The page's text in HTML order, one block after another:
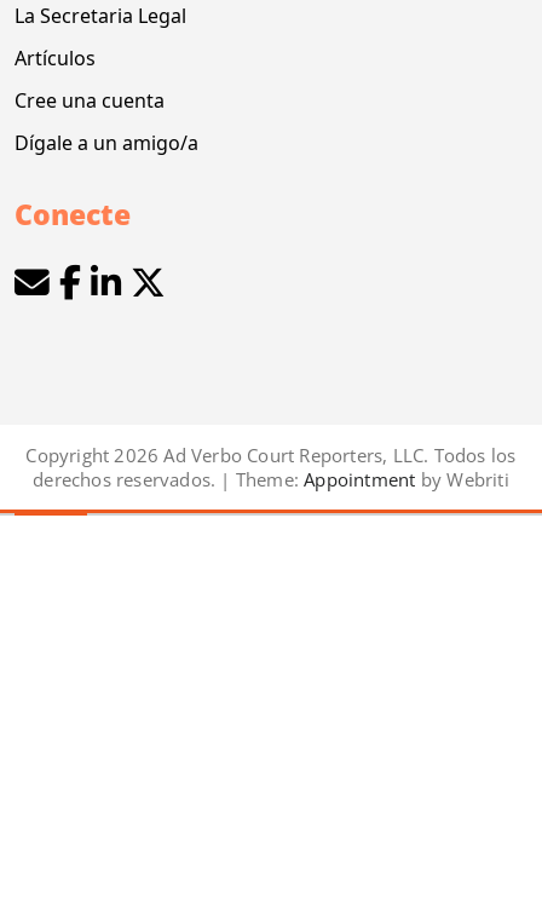
La Secretaria Legal
Artículos
Cree una cuenta
Dígale a un amigo/a
Conecte
Copyright 2026 Ad Verbo Court Reporters, LLC. Todos los
derechos reservados. | Theme: Appointment by Webriti